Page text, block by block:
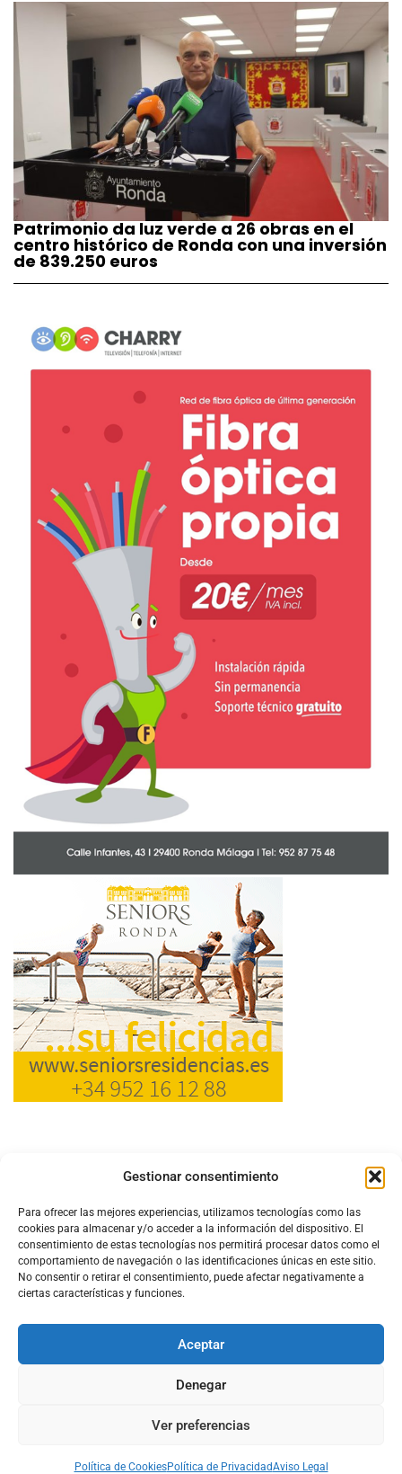
Gestionar consentimiento
Para ofrecer las mejores experiencias, utilizamos tecnologías como las
cookies para almacenar y/o acceder a la información del dispositivo. El
consentimiento de estas tecnologías nos permitirá procesar datos como el
comportamiento de navegación o las identificaciones únicas en este sitio.
No consentir o retirar el consentimiento, puede afectar negativamente a
ciertas características y funciones.
Aceptar
Denegar
Ver preferencias
Política de CookiesPolítica de PrivacidadAviso Legal
Patrimonio da luz verde a 26 obras en el
centro histórico de Ronda con una inversión
de 839.250 euros
Acerca de Nosotros